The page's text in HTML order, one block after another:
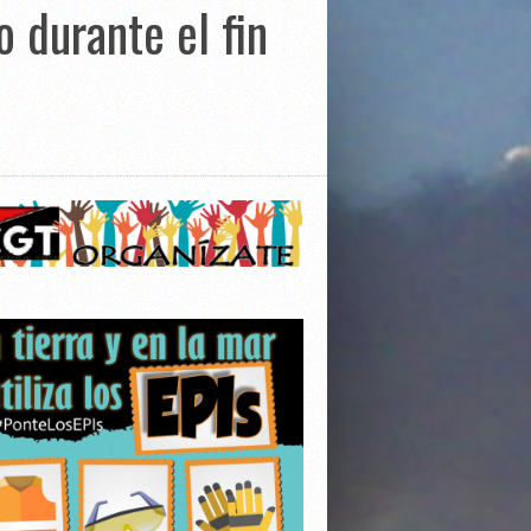
durante el fin